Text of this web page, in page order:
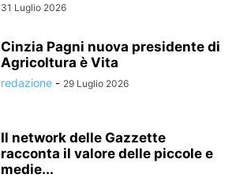
31 Luglio 2026
Cinzia Pagni nuova presidente di
Agricoltura è Vita
redazione - 29 Luglio 2026
Il network delle Gazzette
racconta il valore delle piccole e
medie...